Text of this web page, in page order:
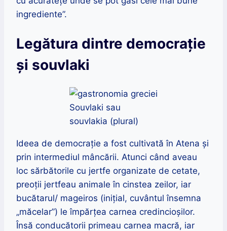
ingrediente”.
Legătura dintre democrație
și souvlaki
Souvlaki sau
souvlakia (plural)
Ideea de democrație a fost cultivată în Atena și
prin intermediul mâncării. Atunci când aveau
loc sărbătorile cu jertfe organizate de cetate,
preoții jertfeau animale în cinstea zeilor, iar
bucătarul/ mageiros (inițial, cuvântul însemna
„măcelar”) le împărțea carnea credincioșilor.
Însă conducătorii primeau carnea macră, iar